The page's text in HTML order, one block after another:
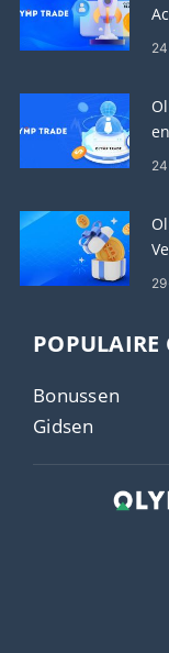
POPULAIRE
Bonussen
Gidsen